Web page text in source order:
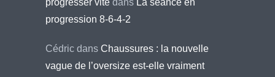
progresser vite dans La séance en
progression 8-6-4-2
Cédric dans Chaussures : la nouvelle
vague de l’oversize est-elle vraiment